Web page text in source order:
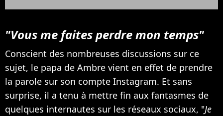
"Vous me faites perdre mon temps"
Conscient des nombreuses discussions sur ce
sujet, le papa de Ambre vient en effet de prendre
la parole sur son compte Instagram. Et sans
surprise, il a tenu à mettre fin aux fantasmes de
quelques internautes sur les réseaux sociaux, "Je